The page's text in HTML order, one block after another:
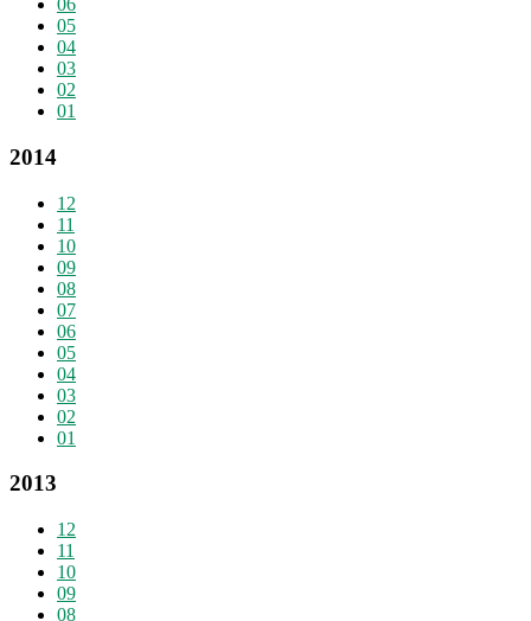
06
05
04
03
02
01
2014
12
11
10
09
08
07
06
05
04
03
02
01
2013
12
11
10
09
08